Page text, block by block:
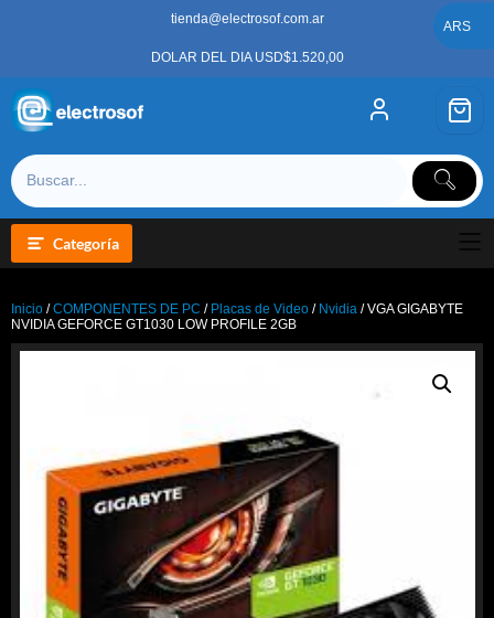
tienda@electrosof.com.ar
DOLAR DEL DIA USD$1.520,00
Categoría
Inicio /COMPONENTES DE PC / Placas de Video / Nvidia / VGA GIGABYTE
NVIDIA GEFORCE GT1030 LOW PROFILE 2GB
ARS